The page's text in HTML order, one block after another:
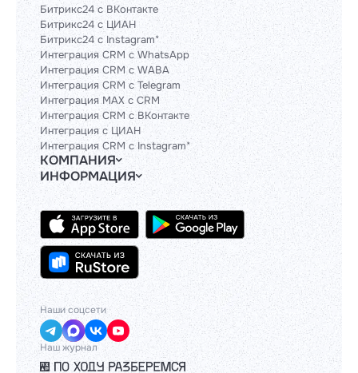
Битрикс24 с ВКонтакте
Битрикс24 с ЦИАН
Битрикс24 с Instagram*
Интеграция CRM с WhatsApp
Интеграция CRM с WABA
Интеграция CRM с Telegram
Интеграция MAX с CRM
Интеграция CRM с ВКонтакте
Интеграция с ЦИАН
Интеграция CRM с Instagram*
КОМПАНИЯ
Блог
Гайды
Контакты
Политики и соглашения
Сведения об ИТ-деятельности
ИНФОРМАЦИЯ
Официальным партнерам
Техническим партнерам
Тарифы
API
База знаний
Наши соцсети
Наш журнал